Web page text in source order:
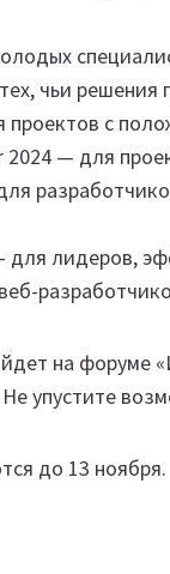
чьи решения
с
2024 — для
для лидеров,
на форуме
упустите
до 13 ноября.